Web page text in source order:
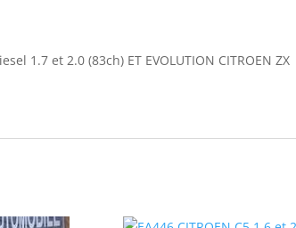
1.7 et 2.0 (83ch) ET EVOLUTION CITROEN ZX